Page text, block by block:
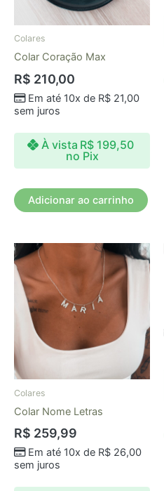
Colares
Colar Coração Max
R$ 210,00
Em até 10x de R$21,00
sem juros
À vista R$ 199,50
no Pix
Adicionar ao carrinho
Colares
Colar Nome Letras
R$ 259,99
Em até 10x de R$26,00
sem juros